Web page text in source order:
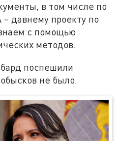
в том числе по
давнему проекту по
с помощью
методов.
поспешили
не было.